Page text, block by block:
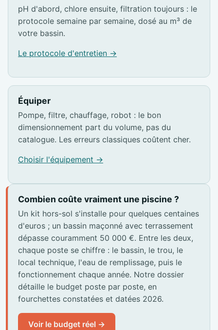
pH d'abord, chlore ensuite, filtration toujours : le
protocole semaine par semaine, dosé au m³ de
votre bassin.
Le protocole d'entretien →
Équiper
Pompe, filtre, chauffage, robot : le bon
dimensionnement part du volume, pas du
catalogue. Les erreurs classiques coûtent cher.
Choisir l'équipement →
Combien coûte vraiment une piscine ?
Un kit hors-sol s'installe pour quelques centaines
d'euros ; un bassin maçonné avec terrassement
dépasse couramment 50 000 €. Entre les deux,
chaque poste se chiffre : le bassin, le trou, le
local technique, l'eau de remplissage, puis le
fonctionnement chaque année. Notre dossier
détaille le budget poste par poste, en
fourchettes constatées et datées 2026.
Voir le budget réel →